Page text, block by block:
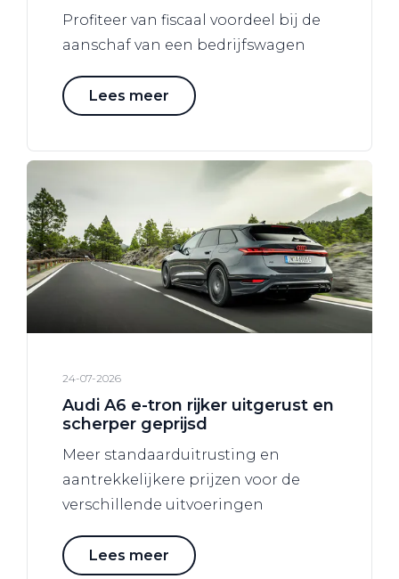
Profiteer van fiscaal voordeel bij de
aanschaf van een bedrijfswagen
Lees meer
24-07-2026
Audi A6 e-tron rijker uitgerust en
scherper geprijsd
Meer standaarduitrusting en
aantrekkelijkere prijzen voor de
verschillende uitvoeringen
Lees meer